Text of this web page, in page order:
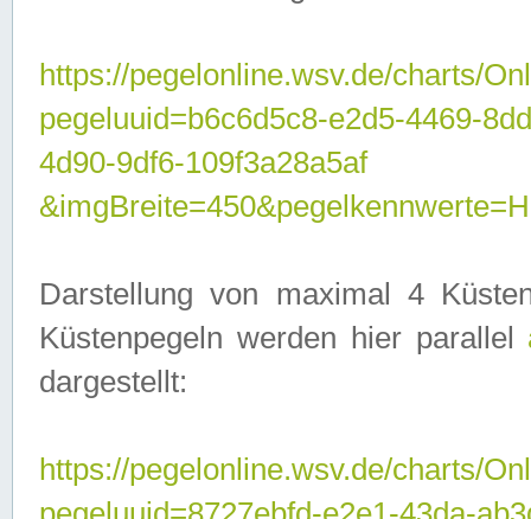
https://pegelonline.wsv.de/charts/
pegeluuid=b6c6d5c8-e2d5-4469-
4d90-9df6-109f3a28a5af
Darstellung von maximal 4
Küstenpegeln werden hier parallel
dargestellt:
https://pegelonline.wsv.de/charts/